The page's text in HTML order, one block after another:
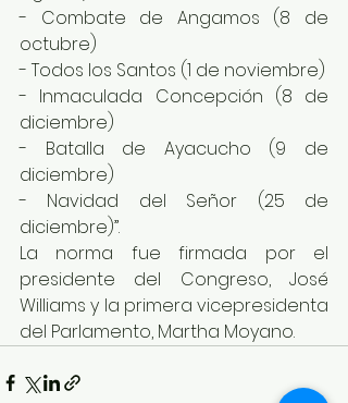
- Combate de Angamos (8 de
octubre)
- Todos los Santos (1 de noviembre)
- Inmaculada Concepción (8 de
diciembre)
- Batalla de Ayacucho (9 de
diciembre)
- Navidad del Señor (25 de
diciembre)”.
La norma fue firmada por el
presidente del Congreso, José
Williams y la primera vicepresidenta
del Parlamento, Martha Moyano.